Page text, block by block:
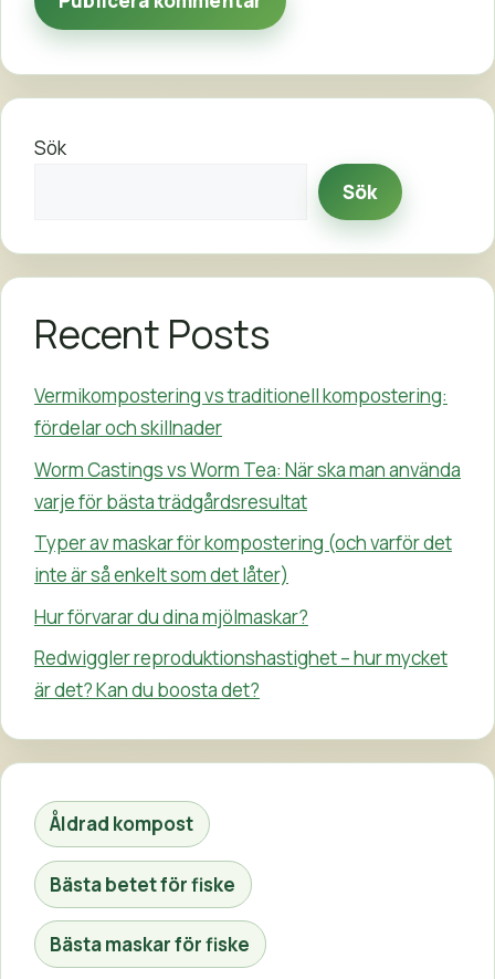
Sök
Sök
Recent Posts
Vermikompostering vs traditionell kompostering:
fördelar och skillnader
Worm Castings vs Worm Tea: När ska man använda
varje för bästa trädgårdsresultat
Typer av maskar för kompostering (och varför det
inte är så enkelt som det låter)
Hur förvarar du dina mjölmaskar?
Redwiggler reproduktionshastighet – hur mycket
är det? Kan du boosta det?
Åldrad kompost
Bästa betet för fiske
Bästa maskar för fiske